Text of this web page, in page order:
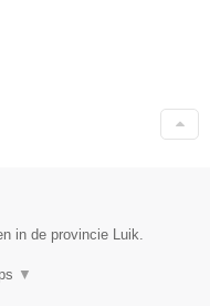
in de provincie Luik.
▼